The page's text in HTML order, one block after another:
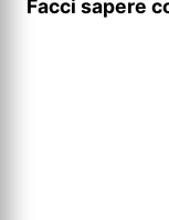
Facci sapere